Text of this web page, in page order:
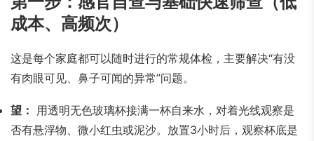
成本、高频次）
这是每个家庭都可以随时进行的常规体检，主要解决“有没
有肉眼可见、鼻子可闻的异常”问题。
望：
用透明无色玻璃杯接满一杯自来水，对着光线观察是
否有悬浮物、微小红虫或泥沙。放置3小时后，观察杯底是